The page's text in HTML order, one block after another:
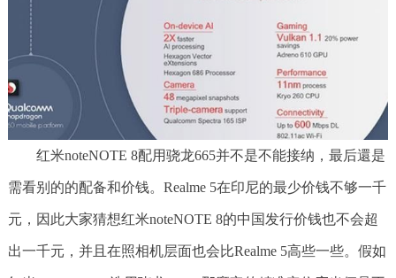
红米noteNOTE 8配用骁龙665并不是不能接纳，最后還是
需看别的的配备和价钱。Realme 5在印尼的最少价钱不够一千
元，因此大家猜想红米noteNOTE 8的中国发行价钱也不会超
出一千元，并且在照相机层面也会比Realme 5高些一些。假如